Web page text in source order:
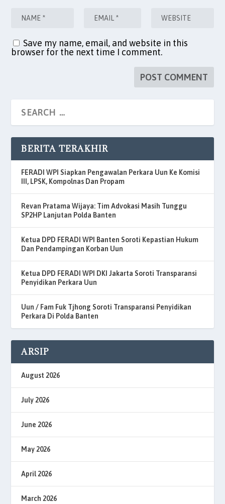
Save my name, email, and website in this
browser for the next time I comment.
BERITA TERAKHIR
FERADI WPI Siapkan Pengawalan Perkara Uun Ke Komisi
III, LPSK, Kompolnas Dan Propam
Revan Pratama Wijaya: Tim Advokasi Masih Tunggu
SP2HP Lanjutan Polda Banten
Ketua DPD FERADI WPI Banten Soroti Kepastian Hukum
Dan Pendampingan Korban Uun
Ketua DPD FERADI WPI DKI Jakarta Soroti Transparansi
Penyidikan Perkara Uun
Uun / Fam Fuk Tjhong Soroti Transparansi Penyidikan
Perkara Di Polda Banten
ARSIP
August 2026
July 2026
June 2026
May 2026
April 2026
March 2026